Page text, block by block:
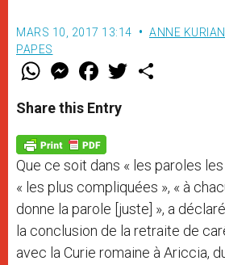
MARS 10, 2017 13:14
ANNE
PAPES
W
t
s
p
p
M
e
s
e
g
e
r
F
a
e
b
o
k
w
Share this Entry
Que ce soit dans « les paroles
« les plus compliquées », « à
donne la parole [juste] », a
la conclusion de la retraite de
avec la Curie romaine à Ariccia,